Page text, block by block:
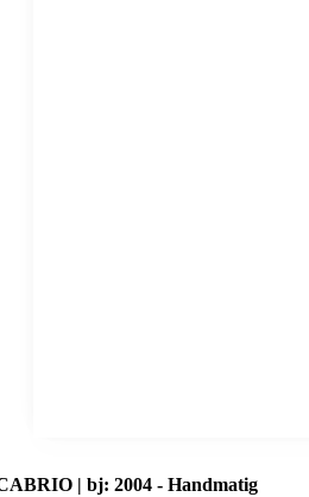
| bj: 2004 - Handmatig